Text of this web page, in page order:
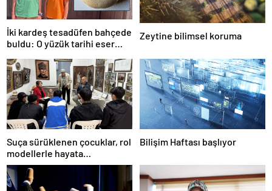
İki kardeş tesadüfen bahçede
buldu: O yüzük tarihi eser
Zeytine bilimsel koruma
Suça sürüklenen çocuklar, rol
modellerle hayata
hazırlanıyor
Bilişim Haftası başlıyor